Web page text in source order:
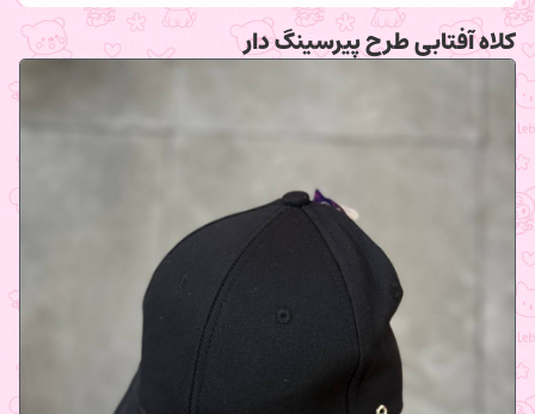
کلاه آفتابی طرح پیرسینگ دار